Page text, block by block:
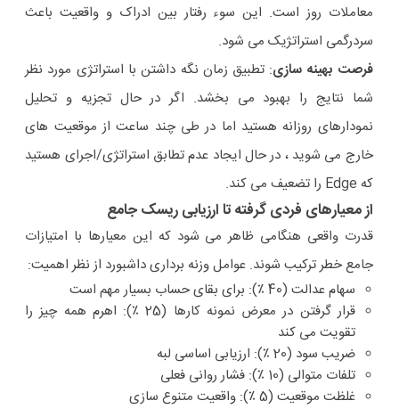
معاملات روز است. این سوء رفتار بین ادراک و واقعیت باعث
سردرگمی استراتژیک می شود.
فرصت بهینه سازی: تطبیق زمان نگه داشتن با استراتژی مورد نظر
شما نتایج را بهبود می بخشد. اگر در حال تجزیه و تحلیل
نمودارهای روزانه هستید اما در طی چند ساعت از موقعیت های
خارج می شوید ، در حال ایجاد عدم تطابق استراتژی/اجرای هستید
که Edge را تضعیف می کند.
از معیارهای فردی گرفته تا ارزیابی ریسک جامع
قدرت واقعی هنگامی ظاهر می شود که این معیارها با امتیازات
جامع خطر ترکیب شوند. عوامل وزنه برداری داشبورد از نظر اهمیت:
سهام عدالت (40 ٪): برای بقای حساب بسیار مهم است
قرار گرفتن در معرض نمونه کارها (25 ٪): اهرم همه چیز را
تقویت می کند
ضریب سود (20 ٪): ارزیابی اساسی لبه
تلفات متوالی (10 ٪): فشار روانی فعلی
غلظت موقعیت (5 ٪): واقعیت متنوع سازی